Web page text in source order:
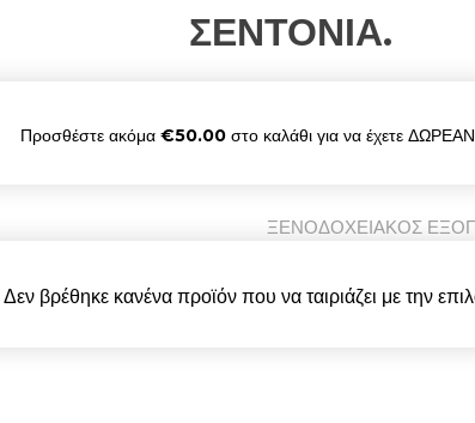
ΣΕΝΤΟΝΙΑ.
Προσθέστε ακόμα €50.00στο καλάθι για να έχετε
ΞΕΝΟΔΟΧΕΙΑΚΟΣ
Δεν βρέθηκε κανένα προϊόν που να ταιριάζει με την